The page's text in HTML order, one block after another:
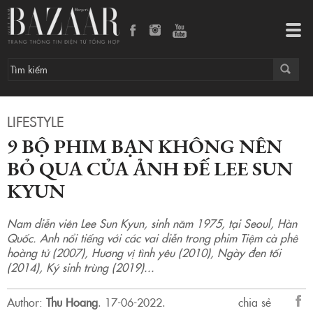
LIFESTYLE
9 BỘ PHIM BẠN KHÔNG NÊN
BỎ QUA CỦA ẢNH ĐẾ LEE SUN
KYUN
Nam diễn viên Lee Sun Kyun, sinh năm 1975, tại Seoul, Hàn
Quốc. Anh nổi tiếng với các vai diễn trong phim Tiệm cà phê
hoàng tử (2007), Hương vị tình yêu (2010), Ngày đen tối
(2014), Ký sinh trùng (2019)...
Author: Thu Hoang. 17-06-2022.
chia sẻ